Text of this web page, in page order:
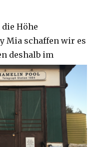
Höhe
Mia schaffen wir es
deshalb im